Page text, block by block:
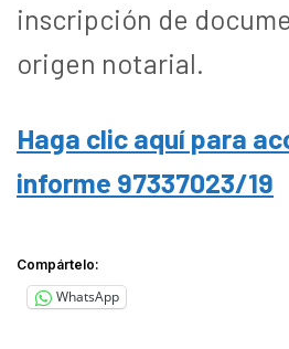
inscripción de
origen notarial.
Haga clic aquí para
informe 97337023/19
Compártelo:
WhatsApp